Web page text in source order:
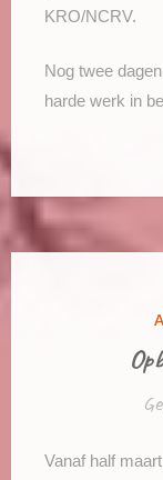
KRO/NCRV.
Nog twee
harde werk in
Vanaf half